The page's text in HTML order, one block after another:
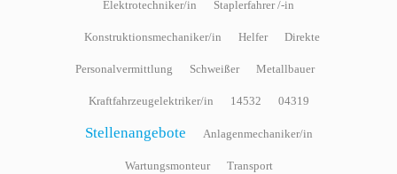
Elektrotechniker/in Staplerfahrer /-in
Konstruktionsmechaniker/in Helfer Direkte
Personalvermittlung Schweißer Metallbauer
Kraftfahrzeugelektriker/in 14532 04319
Stellenangebote Anlagenmechaniker/in
Wartungsmonteur Transport